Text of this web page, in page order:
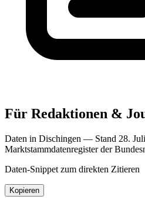
Für Redaktionen &
Daten in Dischingen — Stand 28.
Marktstammdatenregister der
Daten-Snippet zum direkten Zitieren
Kopieren